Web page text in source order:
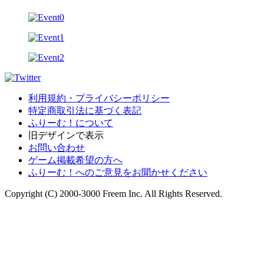
利用規約・プライバシーポリシー
特定商取引法に基づく表記
ふりーむ！について
旧デザインで表示
お問い合わせ
ゲーム掲載希望の方へ
ふりーむ！へのご意見をお聞かせください
Copyright (C) 2000-3000 Freem Inc. All Rights Reserved.